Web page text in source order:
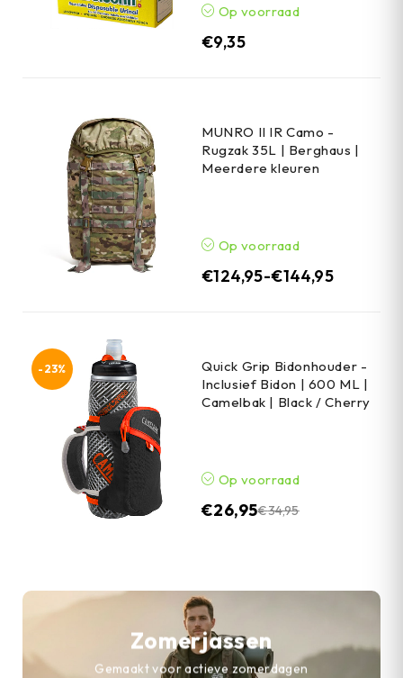
Op voorraad
€9,35
MUNRO II IR Camo -
Rugzak 35L | Berghaus |
Meerdere kleuren
Op voorraad
€124,95-€144,95
-23%
Quick Grip Bidonhouder -
Inclusief Bidon | 600 ML |
Camelbak | Black / Cherry
Op voorraad
€34,95
€26,95
Zomerjassen
Gemaakt voor actieve zomerdagen